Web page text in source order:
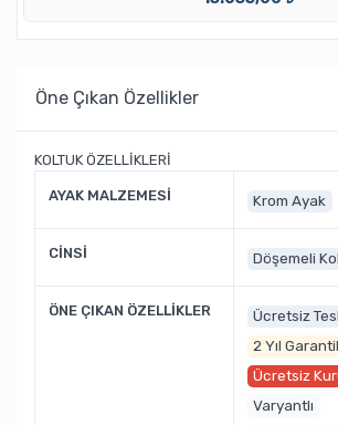
Öne Çıkan Özellikler
KOLTUK ÖZELLİKLERİ
AYAK MALZEMESİ Krom Ayak
CİNSİ Döşemeli
ÖNE ÇIKAN ÖZELLİKLER
Ücretsiz
2 Yıl
Ücretsiz
Varyantlı